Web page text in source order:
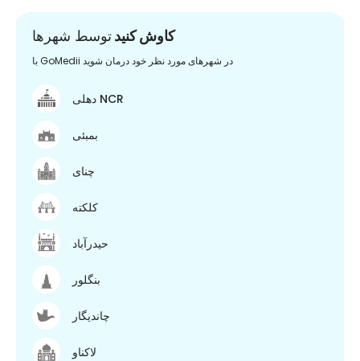
کاوش کنیدتوسط شهرها
با GoMedii در شهرهای مورد نظر خود درمان شوید
دهلی NCR
بمبئی
چنای
کلکته
حیدرآباد
بنگلور
چاندیگار
لاکناو